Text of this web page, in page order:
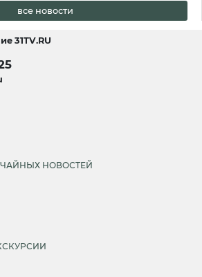
все новости
31TV.RU
НОВОСТЕЙ